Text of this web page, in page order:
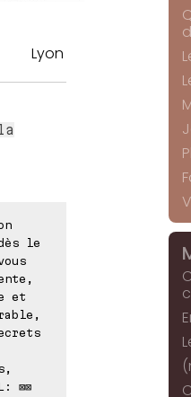
Lyon
le
et
⊠⊠